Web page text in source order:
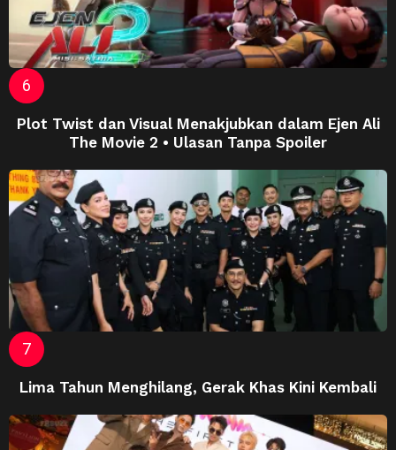
Plot Twist dan Visual Menakjubkan dalam Ejen Ali
The Movie 2 • Ulasan Tanpa Spoiler
Lima Tahun Menghilang, Gerak Khas Kini Kembali